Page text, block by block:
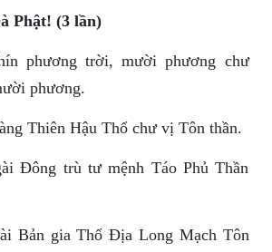
Phật! (3 lần)
phương trời, mười phương chư
phương.
Thiên Hậu Thổ chư vị Tôn thần.
Đông trù tư mệnh Táo Phủ Thần
Bản gia Thổ Địa Long Mạch Tôn